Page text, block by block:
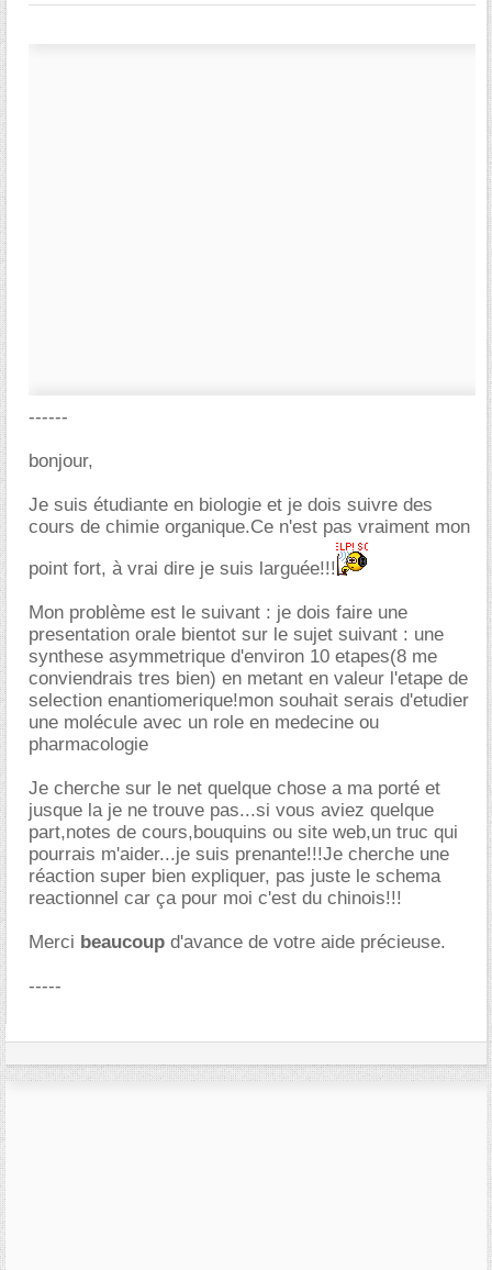
------
bonjour,
Je suis étudiante en biologie et je dois suivre des
cours de chimie organique.Ce n'est pas vraiment mon
point fort, à vrai dire je suis larguée!!!
Mon problème est le suivant : je dois faire une
presentation orale bientot sur le sujet suivant : une
synthese asymmetrique d'environ 10 etapes(8 me
conviendrais tres bien) en metant en valeur l'etape de
selection enantiomerique!mon souhait serais d'etudier
une molécule avec un role en medecine ou
pharmacologie
Je cherche sur le net quelque chose a ma porté et
jusque la je ne trouve pas...si vous aviez quelque
part,notes de cours,bouquins ou site web,un truc qui
pourrais m'aider...je suis prenante!!!Je cherche une
réaction super bien expliquer, pas juste le schema
reactionnel car ça pour moi c'est du chinois!!!
Merci beaucoup d'avance de votre aide précieuse.
-----